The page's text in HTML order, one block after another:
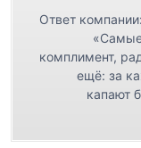
Ответ компании:
комплимент,
ещё: за
капают